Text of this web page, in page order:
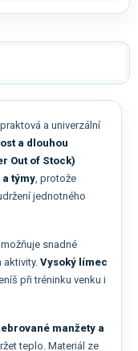
a univerzální
a dlouhou
Out of Stock)
a týmy, protože
jednotného
snadné
aktivity.Vysoký límec
při tréninku venku i
manžety a
teplo. Materiál ze